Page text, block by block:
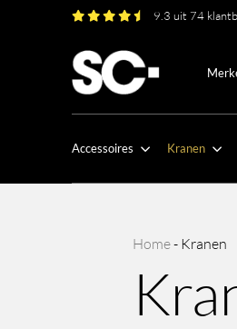
9.3 uit 74
Accessoires Kranen
Home- Kranen